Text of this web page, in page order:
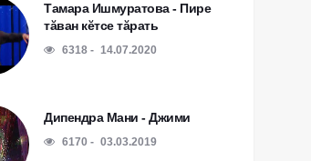
Тамара Ишмуратова - Пире
тăван кĕтсе тăрать
6318 14.07.2020
Дипендра Мани - Джими
6170 03.03.2019